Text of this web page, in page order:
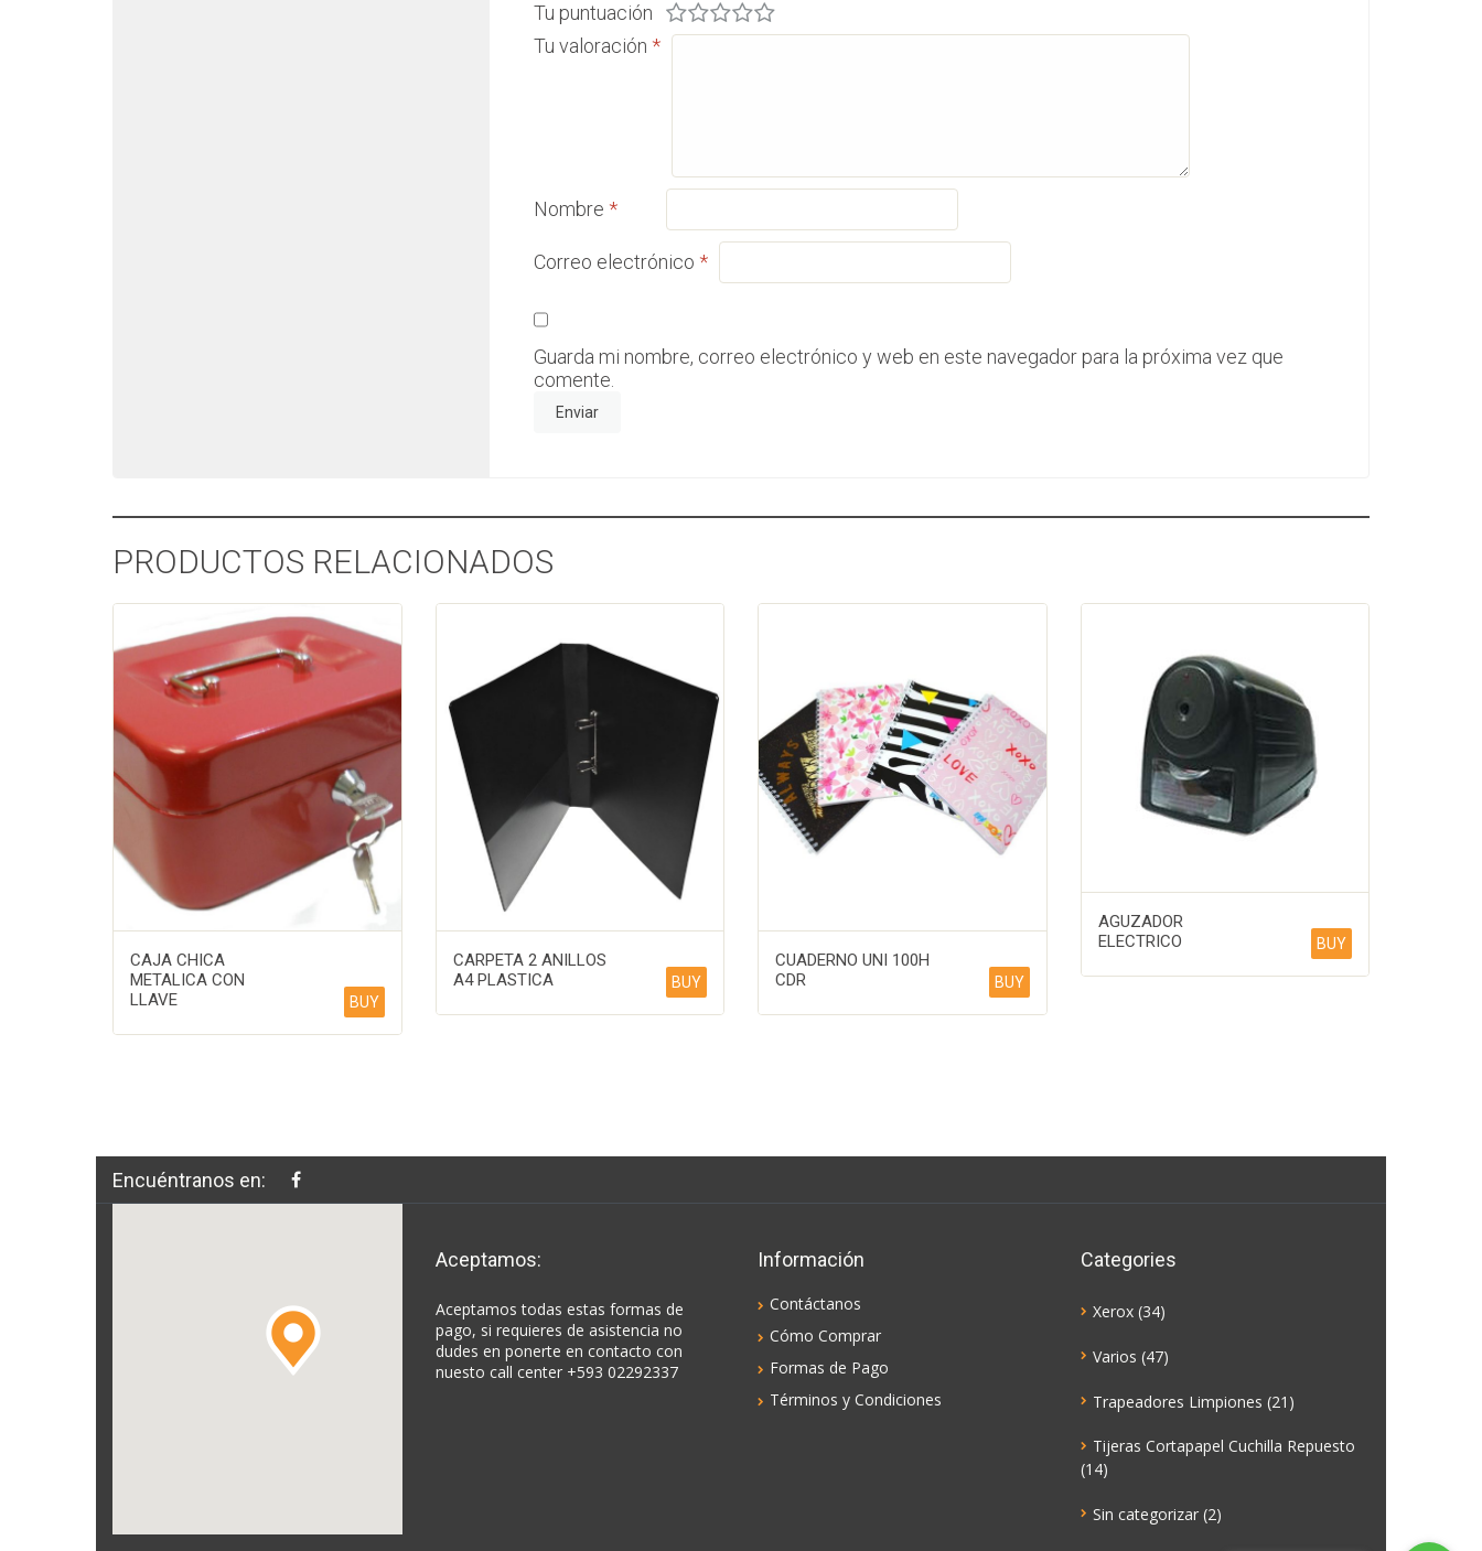
Tu puntuación
Tu valoración*
Nombre*
Correo electrónico*
Guarda mi nombre, correo electrónico y web en este navegador para la próxima vez que
comente.
PRODUCTOS RELACIONADOS
CAJA CHICA
METALICA CON
LLAVE
BUY
CARPETA 2 ANILLOS
A4 PLASTICA
BUY
CUADERNO UNI 100H
CDR
BUY
AGUZADOR
ELECTRICO
BUY
Encuéntranos en:
Aceptamos:
Aceptamos todas estas formas de
pago, si requieres de asistencia no
dudes en ponerte en contacto con
nuesto call center +593 02292337
Información
Contáctanos
Cómo Comprar
Formas de Pago
Términos y Condiciones
Categories
Xerox (34)
Varios (47)
Trapeadores Limpiones (21)
Tijeras Cortapapel Cuchilla Repuesto
(14)
Sin categorizar (2)